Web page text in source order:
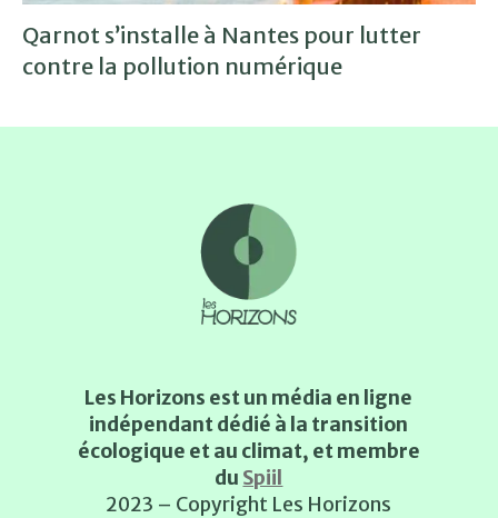
Qarnot s’installe à Nantes pour lutter
contre la pollution numérique
Les Horizons est un média en ligne
indépendant dédié à la transition
écologique et au climat, et membre
du Spiil
2023 – Copyright Les Horizons